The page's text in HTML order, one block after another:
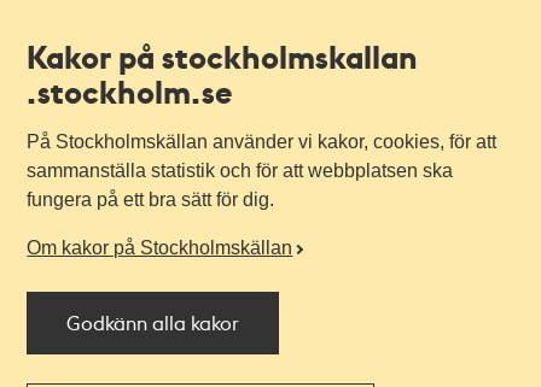
Kakor på stockholmskallan
.stockholm.se
På Stockholmskällan använder vi kakor, cookies, för att
sammanställa statistik och för att webbplatsen ska
fungera på ett bra sätt för dig.
Om kakor på Stockholmskällan
Godkänn alla kakor